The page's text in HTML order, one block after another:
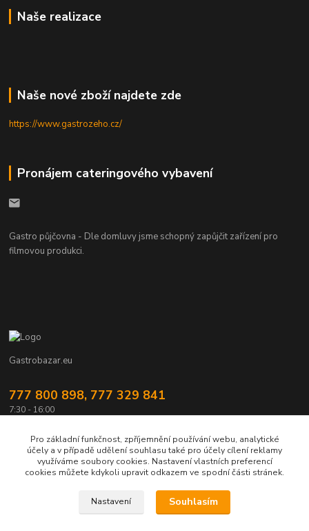
Naše realizace
Naše nové zboží najdete zde
https://www.gastrozeho.cz/
Pronájem cateringového vybavení
Gastro půjčovna - Dle domluvy jsme schopný zapůjčit zařízení pro
filmovou produkci.
Gastrobazar.eu
777 800 898, 777 329 841
7:30 - 16:00
gastrozeho@gastrozeho.cz
Pro základní funkčnost, zpříjemnění používání webu, analytické
účely a v případě udělení souhlasu také pro účely cílení reklamy
využíváme soubory cookies. Nastavení vlastních preferencí
cookies můžete kdykoli upravit odkazem ve spodní části stránek.
Nastavení Souhlasím